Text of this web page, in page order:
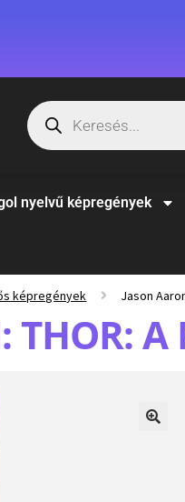
nyelvű képregények
képregények Jason
THOR: A